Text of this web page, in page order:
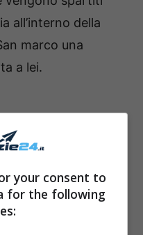
all’interno della
marco una
a lei.
your consent to
for the following